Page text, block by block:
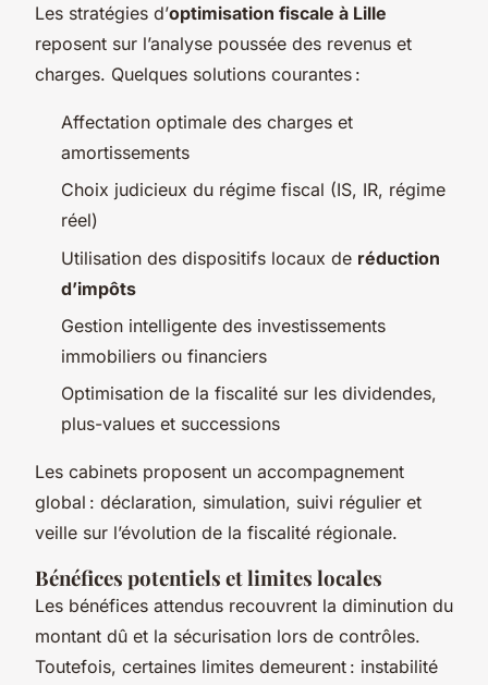
Les stratégies d’optimisation fiscale à Lille
reposent sur l’analyse poussée des revenus et
charges. Quelques solutions courantes :
Affectation optimale des charges et
amortissements
Choix judicieux du régime fiscal (IS, IR, régime
réel)
Utilisation des dispositifs locaux de réduction
d’impôts
Gestion intelligente des investissements
immobiliers ou financiers
Optimisation de la fiscalité sur les dividendes,
plus-values et successions
Les cabinets proposent un accompagnement
global : déclaration, simulation, suivi régulier et
veille sur l’évolution de la fiscalité régionale.
Bénéfices potentiels et limites locales
Les bénéfices attendus recouvrent la diminution du
montant dû et la sécurisation lors de contrôles.
Toutefois, certaines limites demeurent : instabilité